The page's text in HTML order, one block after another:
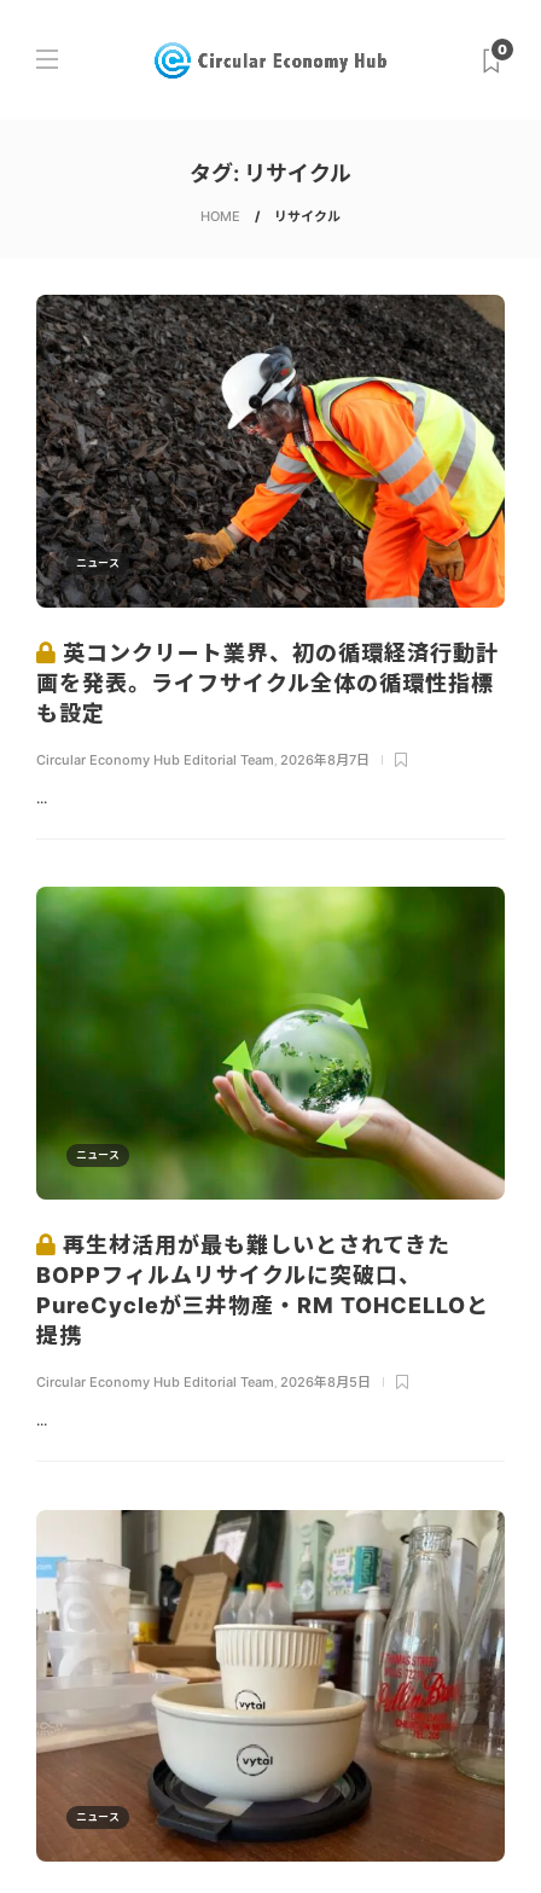
0
タグ: リサイクル
HOME リサイクル
ニュース
英コンクリート業界、初の循環経済行動計
画を発表。ライフサイクル全体の循環性指標
も設定
Circular Economy Hub Editorial Team 2026年8月7日
...
ニュース
再生材活用が最も難しいとされてきた
BOPPフィルムリサイクルに突破口、
PureCycleが三井物産・RM TOHCELLOと
提携
Circular Economy Hub Editorial Team, 2026年8月5日
...
ニュース